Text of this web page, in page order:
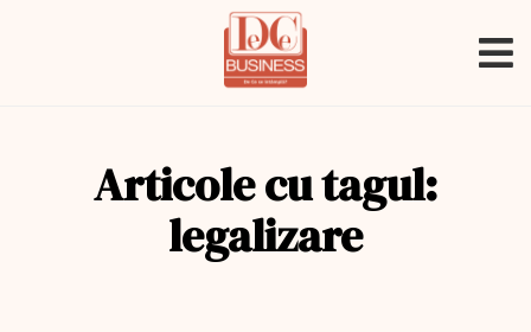
Articole cu tagul:
legalizare